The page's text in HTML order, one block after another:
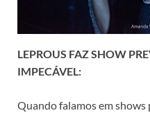
LEPROUS FAZ SHOW
IMPECÁVEL:
Quando falamos em shows